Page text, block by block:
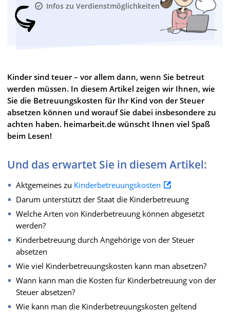
Infos zu Verdienstmöglichkeiten
Kinder sind teuer – vor allem dann, wenn Sie betreut
werden müssen. In diesem Artikel zeigen wir Ihnen, wie
Sie die Betreuungskosten für Ihr Kind von der Steuer
absetzen können und worauf Sie dabei insbesondere zu
achten haben. heimarbeit.de wünscht Ihnen viel Spaß
beim Lesen!
Und das erwartet Sie in diesem Artikel:
Aktgemeines zu Kinderbetreuungskosten
Darum unterstützt der Staat die Kinderbetreuung
Welche Arten von Kinderbetreuung können abgesetzt
werden?
Kinderbetreuung durch Angehörige von der Steuer
absetzen
Wie viel Kinderbetreuungskosten kann man absetzen?
Wann kann man die Kosten für Kinderbetreuung von der
Steuer absetzen?
Wie kann man die Kinderbetreuungskosten geltend